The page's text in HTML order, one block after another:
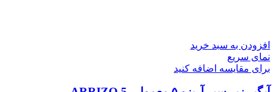
افزودن به سبد خرید
نمای سریع
برای مقایسه اضافه کنید